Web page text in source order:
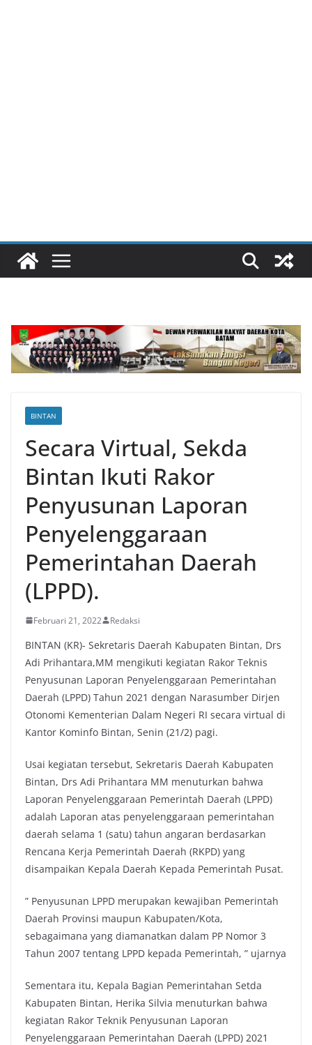
BINTAN
Secara Virtual, Sekda
Bintan Ikuti Rakor
Penyusunan Laporan
Penyelenggaraan
Pemerintahan Daerah
(LPPD).
Februari 21, 2022 Redaksi
BINTAN (KR)- Sekretaris Daerah Kabupaten Bintan, Drs
Adi Prihantara,MM mengikuti kegiatan Rakor Teknis
Penyusunan Laporan Penyelenggaraan Pemerintahan
Daerah (LPPD) Tahun 2021 dengan Narasumber Dirjen
Otonomi Kementerian Dalam Negeri RI secara virtual di
Kantor Kominfo Bintan, Senin (21/2) pagi.
Usai kegiatan tersebut, Sekretaris Daerah Kabupaten
Bintan, Drs Adi Prihantara MM menuturkan bahwa
Laporan Penyelenggaraan Pemerintah Daerah (LPPD)
adalah Laporan atas penyelenggaraan pemerintahan
daerah selama 1 (satu) tahun angaran berdasarkan
Rencana Kerja Pemerintah Daerah (RKPD) yang
disampaikan Kepala Daerah Kepada Pemerintah Pusat.
” Penyusunan LPPD merupakan kewajiban Pemerintah
Daerah Provinsi maupun Kabupaten/Kota,
sebagaimana yang diamanatkan dalam PP Nomor 3
Tahun 2007 tentang LPPD kepada Pemerintah, ” ujarnya
Sementara itu, Kepala Bagian Pemerintahan Setda
Kabupaten Bintan, Herika Silvia menuturkan bahwa
kegiatan Rakor Teknik Penyusunan Laporan
Penyelenggaraan Pemerintahan Daerah (LPPD) 2021